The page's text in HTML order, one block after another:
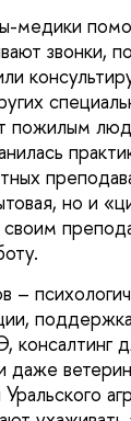
медики
звонки,
пожилым
но и
–
консалтинг
даже